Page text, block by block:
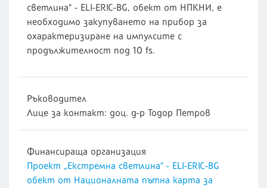
светлина" - ELI-ERIC-BG, обект от НПКНИ, е
необходимо закупуването на прибор за
охарактеризиране на импулсите с
продължителност под 10 fs.
Ръководител
Лице за контакт: доц. д-р Тодор Петров
Финансираща организация
Проект „Екстремна светлина" - ELI-ERIC-BG
обект от Националната пътна карта за